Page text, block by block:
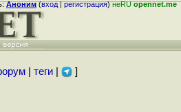
Аноним(вход|регистрация)неRUopennet.me
| теги| ]